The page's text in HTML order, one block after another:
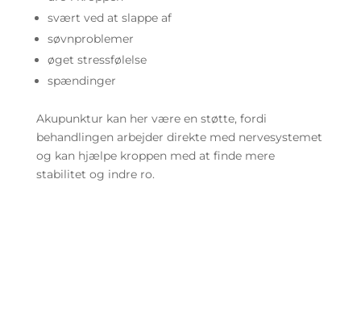
svært ved at slappe af
søvnproblemer
øget stressfølelse
spændinger
Akupunktur kan her være en støtte, fordi
behandlingen arbejder direkte med nervesystemet
og kan hjælpe kroppen med at finde mere
stabilitet og indre ro.